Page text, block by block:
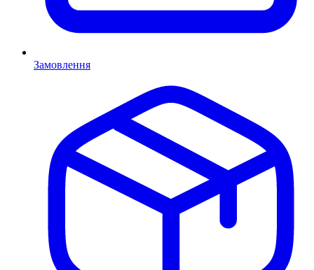
Замовлення